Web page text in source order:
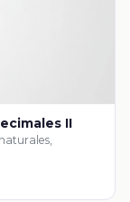
II